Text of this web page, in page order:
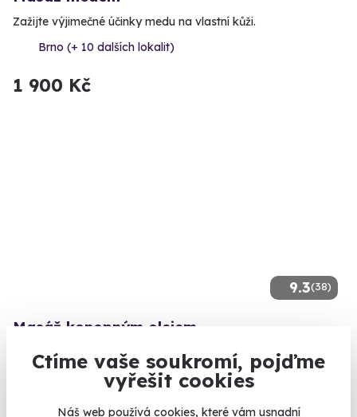
Ctíme vaše soukromí, pojďme
vyřešit cookies
Náš web používá cookies, které vám usnadní
Zažijte výjimečné účinky medu na vlastní kůži.
Brno (+ 10 dalších lokalit)
1 900 Kč
9.3(38)
Masáž konopným olejem
Travička zelená to je moje potěšení.
Brno (+ 10 dalších lokalit)